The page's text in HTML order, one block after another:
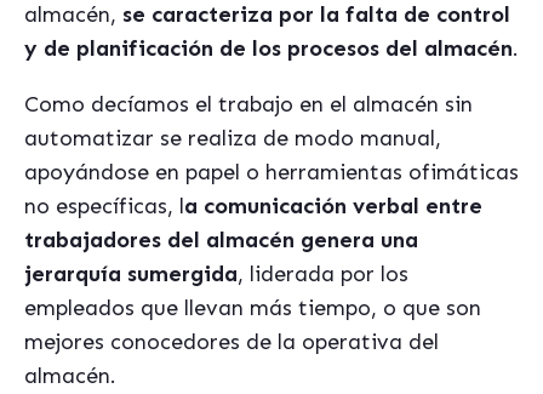
almacén, se caracteriza por la falta de control
y de planificación de los procesos del almacén.
Como decíamos el trabajo en el almacén sin
automatizar se realiza de modo manual,
apoyándose en papel o herramientas ofimáticas
no específicas, la comunicación verbal entre
trabajadores del almacén genera una
jerarquía sumergida, liderada por los
empleados que llevan más tiempo, o que son
mejores conocedores de la operativa del
almacén.